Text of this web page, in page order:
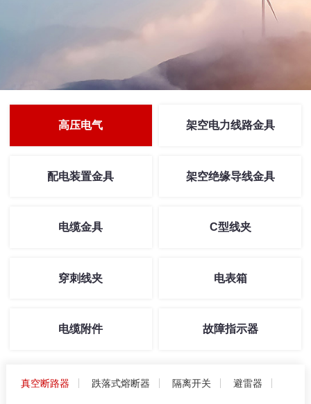
高压电气 架空电力线路金具
配电装置金具 架空绝缘导线金具
电缆金具 C型线夹
穿刺线夹 电表箱
电缆附件 故障指示器
真空断路器 跌落式熔断器 隔离开关 避雷器